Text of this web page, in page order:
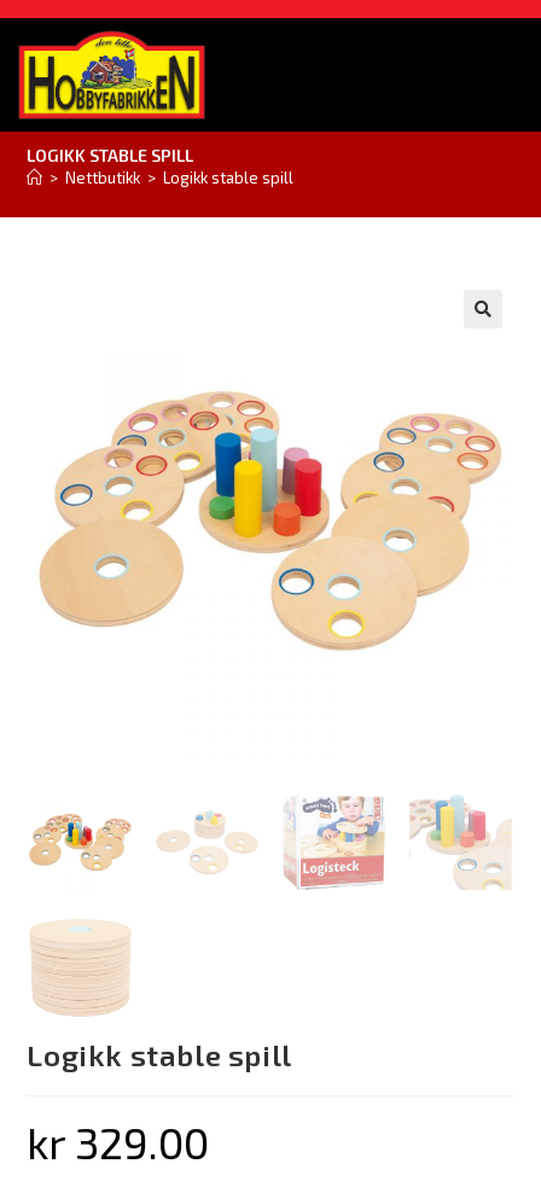
LOGIKK STABLE SPILL
> Nettbutikk > Logikk stable spill
Logikk stable spill
kr 329.00